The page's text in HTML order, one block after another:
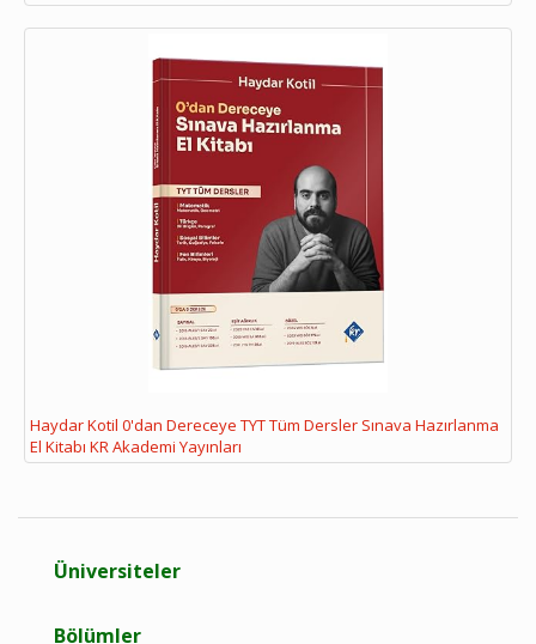
Haydar Kotil 0'dan Dereceye TYT Tüm Dersler Sınava Hazırlanma
El Kitabı KR Akademi Yayınları
Üniversiteler
Bölümler